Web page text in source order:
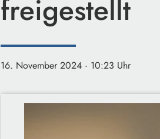
freigestellt
16. November 2024 · 10:23 Uhr